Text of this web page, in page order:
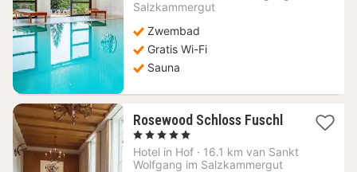
Salzkammergut
Zwembad
Gratis Wi-Fi
Sauna
Rosewood Schloss Fuschl1
vanaf
1390,90
, 5 Sterren
Hotel in Hof · 16.1 km van Sankt
Wolfgang im Salzkammergut